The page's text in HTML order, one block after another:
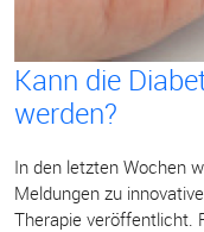
Kann die
werden?
In den letzten Wochen
Meldungen zu
Therapie veröffentlicht.